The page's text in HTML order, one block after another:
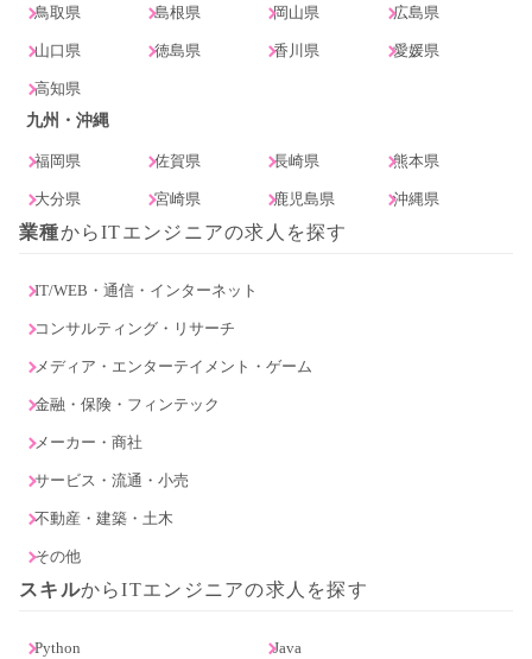
鳥取県 島根県 岡山県 広島県
山口県 徳島県 香川県 愛媛県
高知県
九州・沖縄
福岡県 佐賀県 長崎県 熊本県
大分県 宮崎県 鹿児島県 沖縄県
業種からITエンジニアの求人を探す
IT/WEB・通信・インターネット
コンサルティング・リサーチ
メディア・エンターテイメント・ゲーム
金融・保険・フィンテック
メーカー・商社
サービス・流通・小売
不動産・建築・土木
その他
スキルからITエンジニアの求人を探す
Python Java